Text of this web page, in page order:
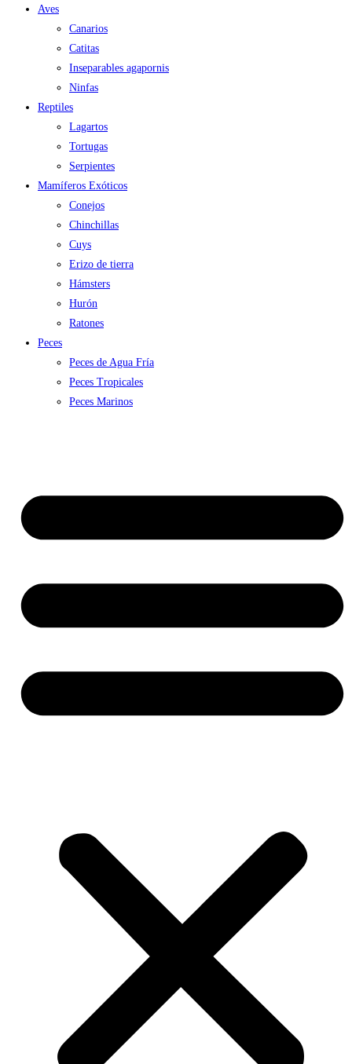
Aves
Canarios
Catitas
Inseparables agapornis
Ninfas
Reptiles
Lagartos
Tortugas
Serpientes
Mamíferos Exóticos
Conejos
Chinchillas
Cuys
Erizo de tierra
Hámsters
Hurón
Ratones
Peces
Peces de Agua Fría
Peces Tropicales
Peces Marinos